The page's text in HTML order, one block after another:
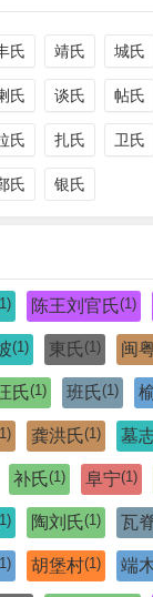
氏 靖氏 城氏
氏 谈氏 帖氏
氏 扎氏 卫氏
氏 银氏
陈王刘官氏(1)
(1) 東氏 (1) 闽
氏(1) 班氏(1)
龚洪氏(1) 墓
补氏(1) 阜宁(1)
陶刘氏(1) 瓦
胡堡村(1) 端